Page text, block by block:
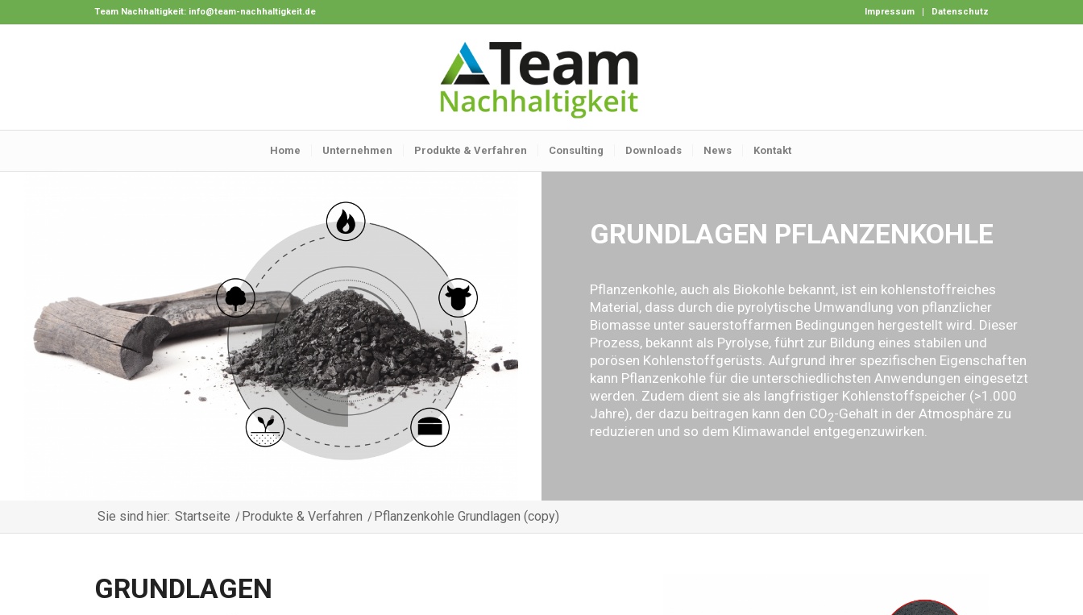
Impressum Datenschutz
Team Nachhaltigkeit: info@team-nachhaltigkeit.de
Home Unternehmen Produkte & Verfahren Consulting Downloads News Kontakt
GRUNDLAGEN PFLANZENKOHLE
Pflanzenkohle, auch als Biokohle bekannt, ist ein kohlenstoffreiches
Material, dass durch die pyrolytische Umwandlung von pflanzlicher
Biomasse unter sauerstoffarmen Bedingungen hergestellt wird. Dieser
Prozess, bekannt als Pyrolyse, führt zur Bildung eines stabilen und
porösen Kohlenstoffgerüsts. Aufgrund ihrer spezifischen Eigenschaften
kann Pflanzenkohle für die unterschiedlichsten Anwendungen eingesetzt
werden. Zudem dient sie als langfristiger Kohlenstoffspeicher (>1.000
Jahre), der dazu beitragen kann den CO2-Gehalt in der Atmosphäre zu
reduzieren und so dem Klimawandel entgegenzuwirken.
Sie sind hier: Startseite / Produkte & Verfahren / Pflanzenkohle Grundlagen (copy)
GRUNDLAGEN